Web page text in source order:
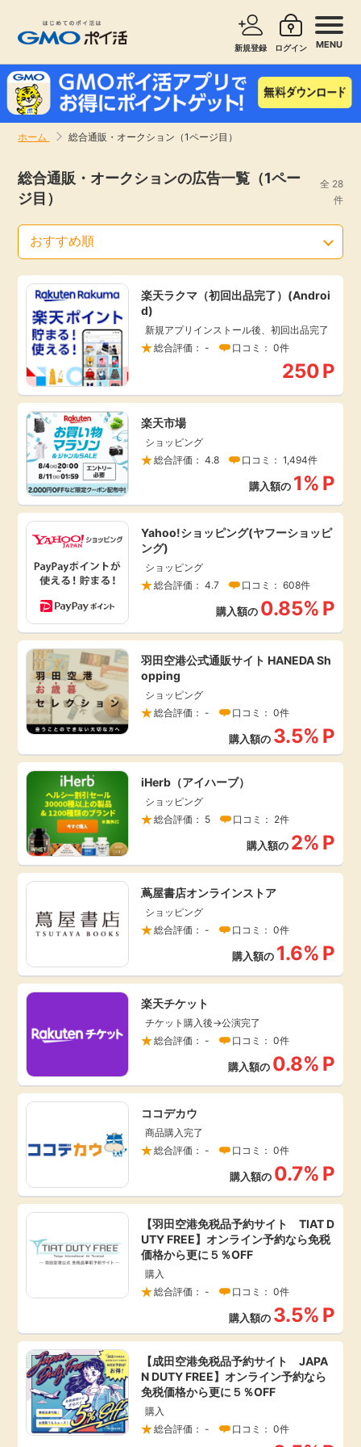
新規登録 ログイン MENU
ホーム 総合通販・オークション（1ページ目）
新着
高還元
無料
即日還元
アンケート
ゲーム
買い物
モニター
お友達紹介
カード比較
毎日ゲット
特集一覧
GMOポイ活の使い方
ヘルプセンター
サービスで探す ショッピングで探す
旅行・レンタカー
エンタメ
クレジットカード
暮らし
引っ越し
買取・査定
学び
進学・教育
美容・健康
月額有料サービス
銀行・金融・投資
家計の固定費
総合通販・オークションの広告一覧（1ペー
ジ目）
全 28
件
楽天ラクマ（初回出品完了）(Androi
d)
新規アプリインストール後、初回出品完了
総合評価： -
口コミ： 0件
250P
楽天市場
ショッピング
総合評価： 4.8
口コミ： 1,494件
購入額の 1% P
Yahoo!ショッピング(ヤフーショッピ
ング)
ショッピング
総合評価： 4.7
口コミ： 608件
購入額の 0.85% P
羽田空港公式通販サイト HANEDA Sh
opping
ショッピング
総合評価： -
口コミ： 0件
購入額の 3.5% P
iHerb（アイハーブ）
ショッピング
総合評価： 5
口コミ： 2件
購入額の 2% P
蔦屋書店オンラインストア
ショッピング
総合評価： -
口コミ： 0件
購入額の 1.6% P
楽天チケット
チケット購入後→公演完了
総合評価： -
口コミ： 0件
購入額の 0.8% P
ココデカウ
商品購入完了
総合評価： -
口コミ： 0件
購入額の 0.7% P
【羽田空港免税品予約サイト TIAT D
UTY FREE】オンライン予約なら免税
価格から更に５％OFF
購入
総合評価： -
口コミ： 0件
購入額の 3.5% P
【成田空港免税品予約サイト JAPA
N DUTY FREE】オンライン予約なら
免税価格から更に５％OFF
購入
総合評価： -
口コミ： 0件